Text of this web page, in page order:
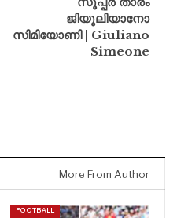
ജിയൂലിയാനോ
സിമിയോണി | Giuliano
Simeone
More From Author
FOOTBALL